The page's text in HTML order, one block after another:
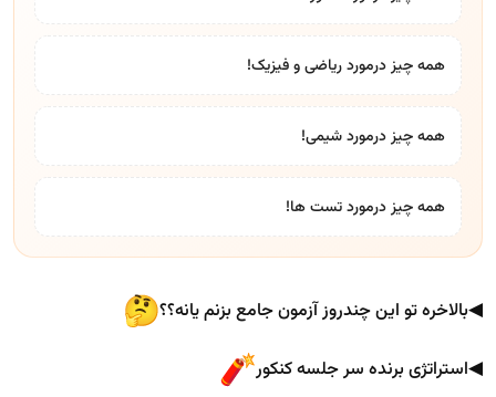
همه چیز درمورد ریاضی و فیزیک!
همه چیز درمورد شیمی!
همه چیز درمورد تست ها!
◀بالاخره تو این چندروز آزمون جامع بزنم یانه؟؟
◀استراتژی برنده سر جلسه‌ کنکور